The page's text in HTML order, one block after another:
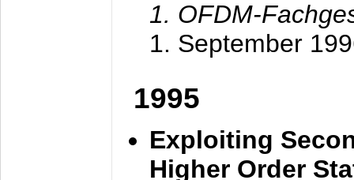
1. OFDM-
1. September
1995
Exploiting
Higher Order